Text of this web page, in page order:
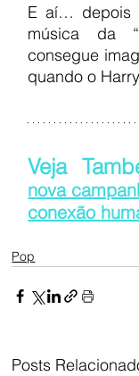
E aí… depois
música da
consegue
quando o
Veja
nova
conexão
Pop
Posts